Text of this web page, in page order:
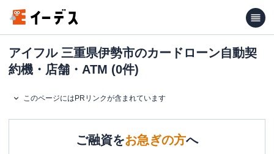
アイフル 三重県伊勢市のカードローン自動契
約機・店舗・ATM (0件)
このページにはPRリンクが含まれています
ご融資をお急ぎの方へ